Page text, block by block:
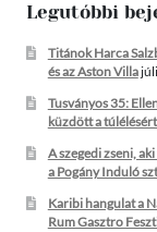
Legutóbbi
Titánok Harca
és az Aston Villa
Tusványos 35:
küzdött a
A szegedi zseni,
a Pogány Induló
Karibi hangulat a
Rum Gasztro